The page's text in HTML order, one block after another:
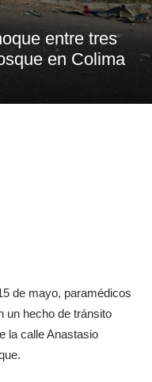
entre tres
en Colima
de mayo, paramédicos
un hecho de tránsito
la calle Anastasio